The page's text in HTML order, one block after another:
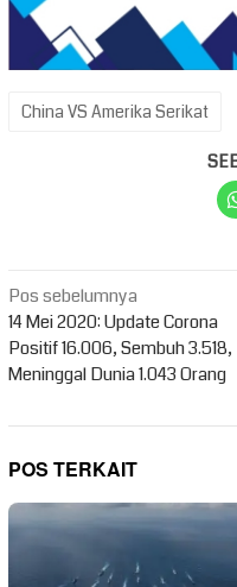
China VS Amerika Serikat
Navigasi
pos
Pos sebelumnya
14 Mei 2020: Update Corona
Positif 16.006, Sembuh 3.518,
Meninggal Dunia 1.043 Orang
POS TERKAIT